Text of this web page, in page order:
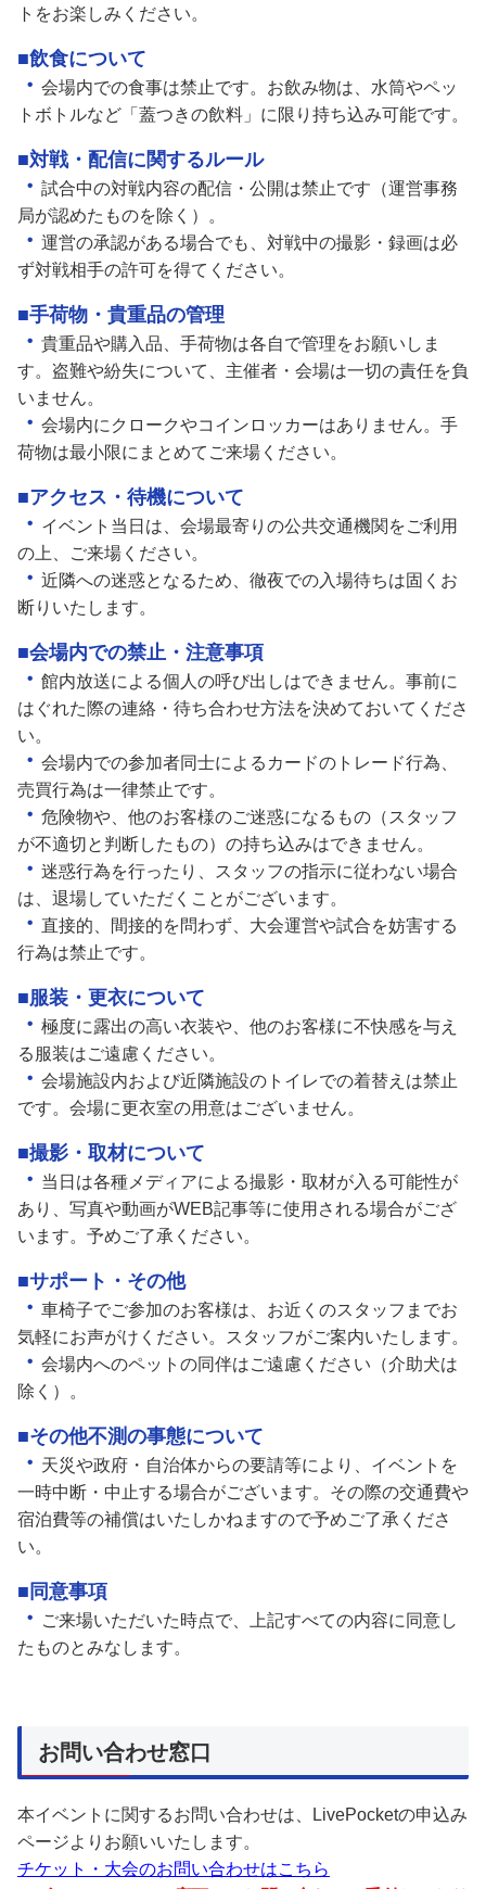
トをお楽しみください。
■飲食について
・ 会場内での食事は禁止です。お飲み物は、水筒やペッ
トボトルなど「蓋つきの飲料」に限り持ち込み可能です。
■対戦・配信に関するルール
・ 試合中の対戦内容の配信・公開は禁止です（運営事務
局が認めたものを除く）。
・ 運営の承認がある場合でも、対戦中の撮影・録画は必
ず対戦相手の許可を得てください。
■手荷物・貴重品の管理
・ 貴重品や購入品、手荷物は各自で管理をお願いしま
す。盗難や紛失について、主催者・会場は一切の責任を負
いません。
・ 会場内にクロークやコインロッカーはありません。手
荷物は最小限にまとめてご来場ください。
■アクセス・待機について
・ イベント当日は、会場最寄りの公共交通機関をご利用
の上、ご来場ください。
・ 近隣への迷惑となるため、徹夜での入場待ちは固くお
断りいたします。
■会場内での禁止・注意事項
・ 館内放送による個人の呼び出しはできません。事前に
はぐれた際の連絡・待ち合わせ方法を決めておいてくださ
い。
・ 会場内での参加者同士によるカードのトレード行為、
売買行為は一律禁止です。
・ 危険物や、他のお客様のご迷惑になるもの（スタッフ
が不適切と判断したもの）の持ち込みはできません。
・ 迷惑行為を行ったり、スタッフの指示に従わない場合
は、退場していただくことがございます。
・ 直接的、間接的を問わず、大会運営や試合を妨害する
行為は禁止です。
■服装・更衣について
・ 極度に露出の高い衣装や、他のお客様に不快感を与え
る服装はご遠慮ください。
・ 会場施設内および近隣施設のトイレでの着替えは禁止
です。会場に更衣室の用意はございません。
■撮影・取材について
・ 当日は各種メディアによる撮影・取材が入る可能性が
あり、写真や動画がWEB記事等に使用される場合がござ
います。予めご了承ください。
■サポート・その他
・ 車椅子でご参加のお客様は、お近くのスタッフまでお
気軽にお声がけください。スタッフがご案内いたします。
・ 会場内へのペットの同伴はご遠慮ください（介助犬は
除く）。
■その他不測の事態について
・ 天災や政府・自治体からの要請等により、イベントを
一時中断・中止する場合がございます。その際の交通費や
宿泊費等の補償はいたしかねますので予めご了承くださ
い。
■同意事項
・ ご来場いただいた時点で、上記すべての内容に同意し
たものとみなします。
お問い合わせ窓口
本イベントに関するお問い合わせは、LivePocketの申込み
ページよりお願いいたします。
チケット・大会のお問い合わせはこちら